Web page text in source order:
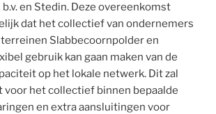
b.v. en Stedin. Deze overeenkomst
dat het collectief van ondernemers
Slabbecoornpolder en
gebruik kan gaan maken van de
op het lokale netwerk. Dit zal
voor het collectief binnen bepaalde
en extra aansluitingen voor